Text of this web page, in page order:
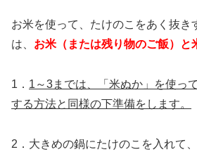
お米を使って、たけのこをあく抜き
は、 お米（または残り物のご飯）と
1． 1～3までは、「米ぬか」を使っ
する方法と同様の下準備をします。
2．大きめの鍋にたけのこを入れて